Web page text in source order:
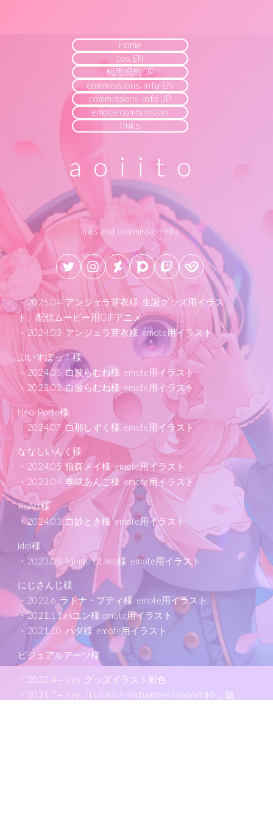
Home
tos EN
利用規約 JP
commissions info EN
commissons info JP
emote commission
links
aoiito
links and commission info
・2025.04 アンジェラ芽衣様 生誕グッズ用イラス
ト、配信ムービー用GIFアニメ
・2024.03 アンジェラ芽衣様 emote用イラスト
ぶいすぽっ！様
・2024.05 白波らむね様 emote用イラスト
・2023.02 白波らむね様 emote用イラスト
Neo-Porte様
・2024.07 白那しずく様 emote用イラスト
ななしいんく様
・2024.05 狼森メイ様 emote用イラスト
・2023.04 季咲あんこ様 emote用イラスト
ReAct様
・2024.03 白妙とき様 emote用イラスト
idol様
・2023.08 Momo Otako様 emote用イラスト
にじさんじ様
・2022.6 ラトナ・プティ様 emote用イラスト
・2021.11 ハユン様 emote用イラスト
・2021.10 ハダ様 emote用イラスト
ビジュアルアーツ様
・2022.4～ key グッズイラスト彩色
・2021.7～ key『LUNARiA -Virtualized Moonchild-』販